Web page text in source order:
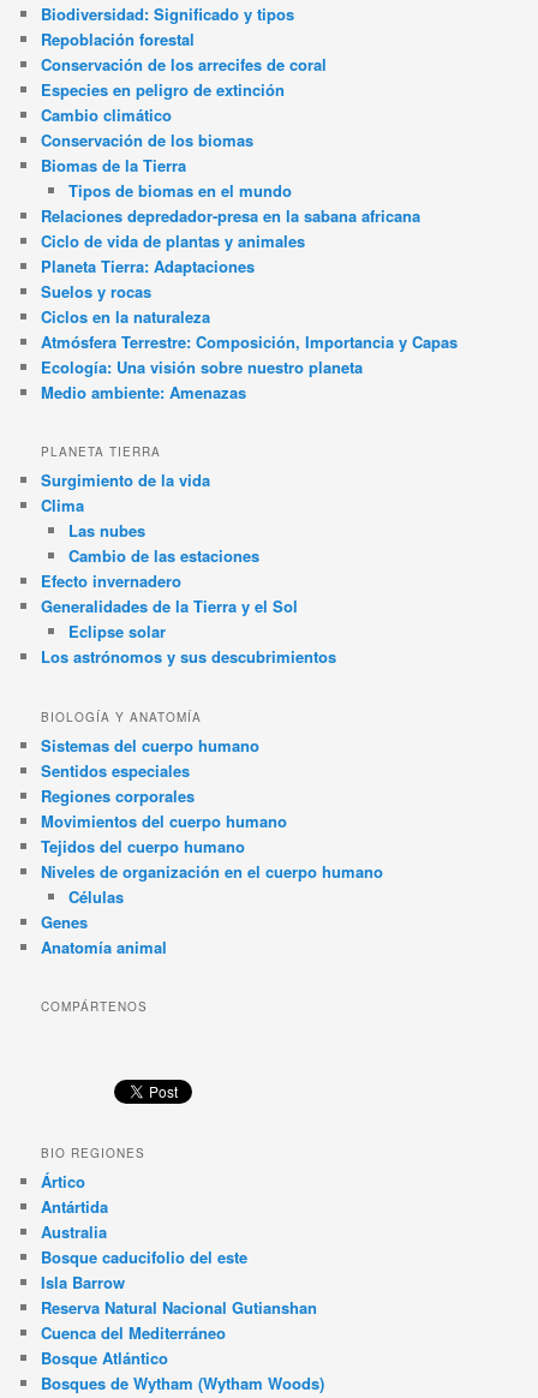
Biodiversidad: Significado y tipos
Repoblación forestal
Conservación de los arrecifes de coral
Especies en peligro de extinción
Cambio climático
Conservación de los biomas
Biomas de la Tierra
Tipos de biomas en el mundo
Relaciones depredador-presa en la sabana africana
Ciclo de vida de plantas y animales
Planeta Tierra: Adaptaciones
Suelos y rocas
Ciclos en la naturaleza
Atmósfera Terrestre: Composición, Importancia y Capas
Ecología: Una visión sobre nuestro planeta
Medio ambiente: Amenazas
PLANETA TIERRA
Surgimiento de la vida
Clima
Las nubes
Cambio de las estaciones
Efecto invernadero
Generalidades de la Tierra y el Sol
Eclipse solar
Los astrónomos y sus descubrimientos
BIOLOGÍA Y ANATOMÍA
Sistemas del cuerpo humano
Sentidos especiales
Regiones corporales
Movimientos del cuerpo humano
Tejidos del cuerpo humano
Niveles de organización en el cuerpo humano
Células
Genes
Anatomía animal
COMPÁRTENOS
BIO REGIONES
Ártico
Antártida
Australia
Bosque caducifolio del este
Isla Barrow
Reserva Natural Nacional Gutianshan
Cuenca del Mediterráneo
Bosque Atlántico
Bosques de Wytham (Wytham Woods)